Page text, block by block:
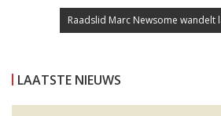
Raadslid Marc Newsome wandelt
LAATSTE NIEUWS